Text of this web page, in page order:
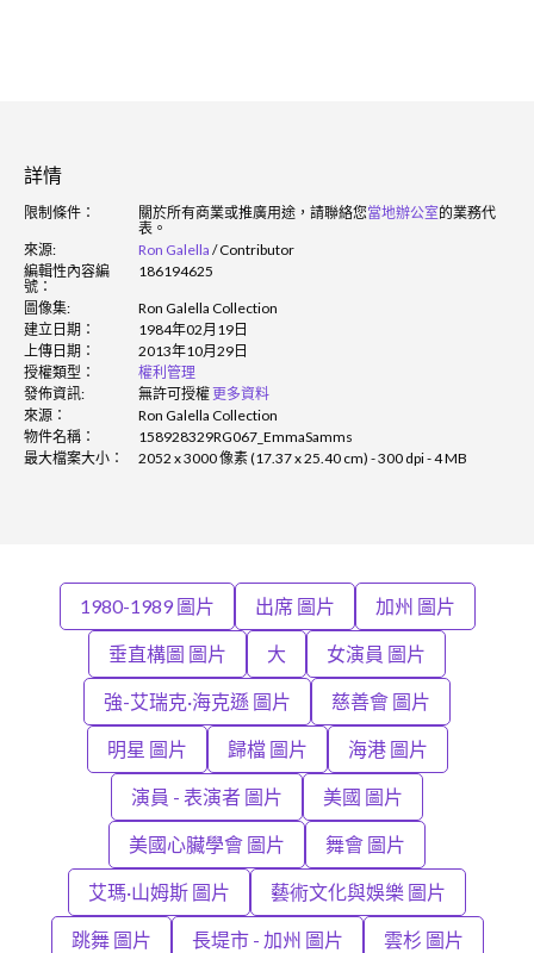
詳情
限制條件： 關於所有商業或推廣用途，請聯絡您當地辦公室的業務代
表。
來源:
Ron Galella /Contributor
編輯性內容編
號：
186194625
圖像集:
Ron Galella Collection
建立日期：
1984年02月19日
上傳日期：
2013年10月29日
授權類型：
權利管理
發佈資訊:
無許可授權更多資料
來源：
Ron Galella Collection
物件名稱：
158928329RG067_EmmaSamms
最大檔案大小：
2052 x 3000 像素 (17.37 x 25.40 cm) - 300 dpi - 4 MB
1980-1989 圖片 出席 圖片 加州 圖片
垂直構圖 圖片 大 女演員 圖片
強-艾瑞克·海克遜 圖片 慈善會 圖片
明星 圖片 歸檔 圖片 海港 圖片
演員 - 表演者 圖片 美國 圖片
美國心臟學會 圖片 舞會 圖片
艾瑪·山姆斯 圖片 藝術文化與娛樂 圖片
跳舞 圖片 長堤市 - 加州 圖片 雲杉 圖片